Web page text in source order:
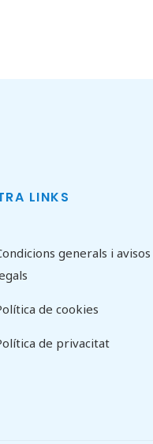
LINKS
generals i avisos
de cookies
de privacitat